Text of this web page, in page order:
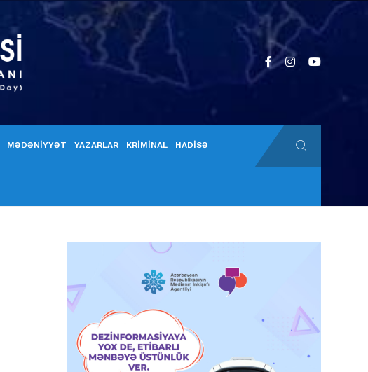
MƏDƏNİYYƏT YAZARLAR KRİMİNAL HADİSƏ